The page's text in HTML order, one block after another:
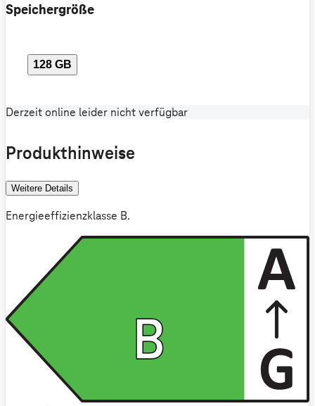
Speichergröße
128 GB
Derzeit online leider nicht verfügbar
Produkthinweise
Weitere Details
Energieeffizienzklasse B.
B